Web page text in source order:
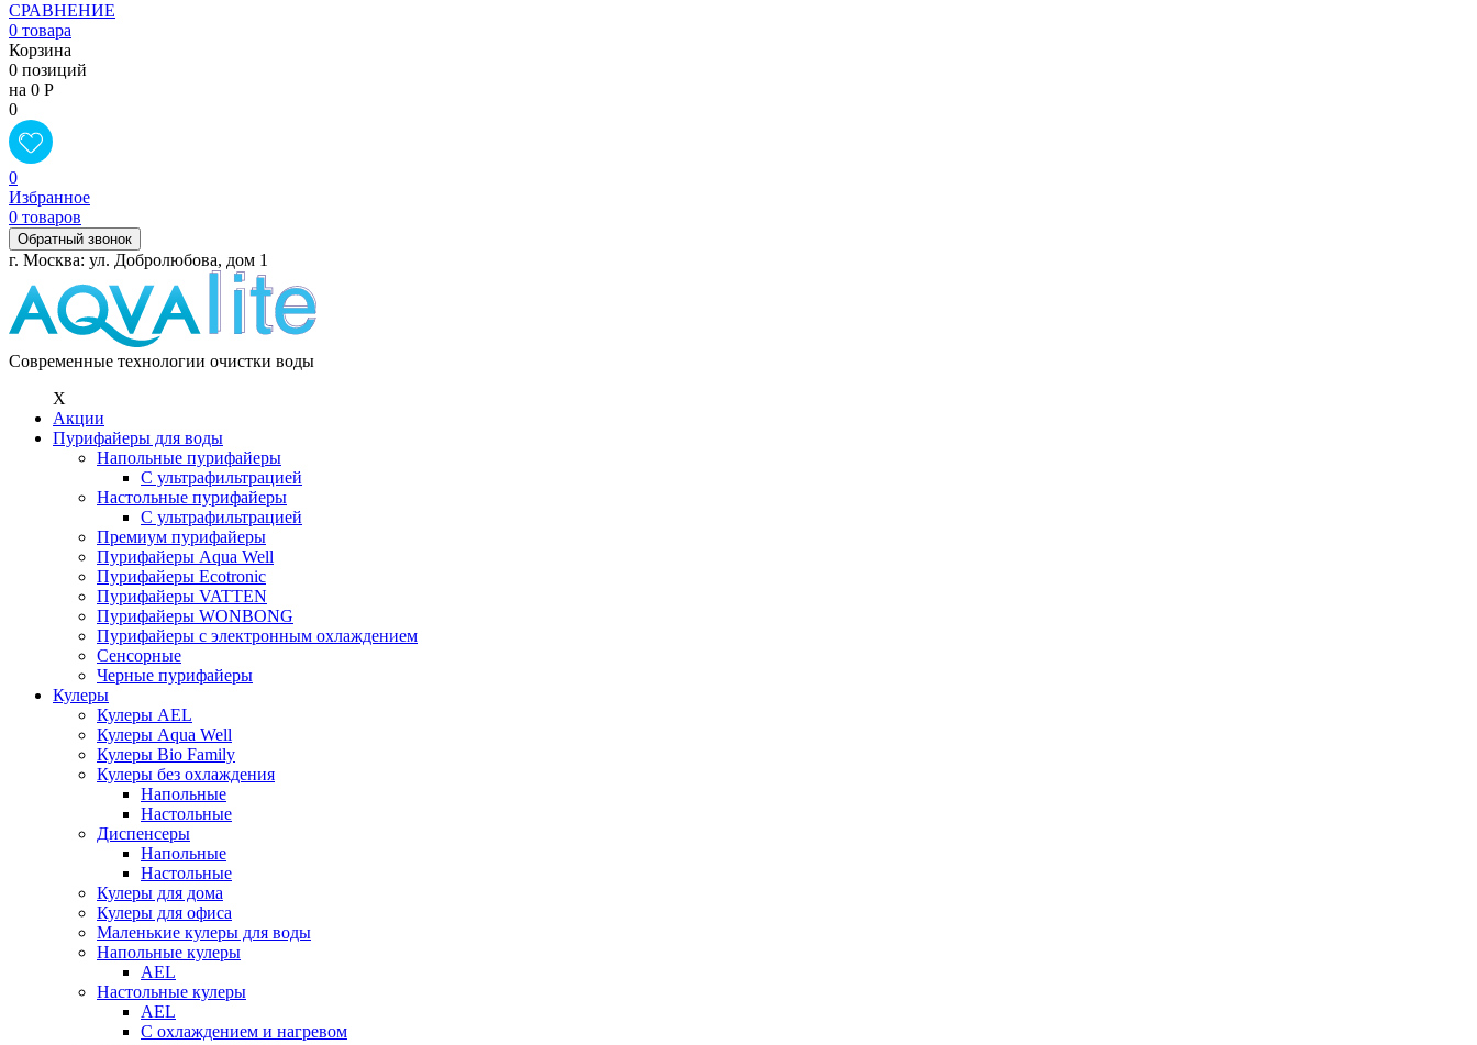
СРАВНЕНИЕ
0 товара
Корзина
0 позиций
на 0 Р
0
0
Избранное
0 товаров
Обратный звонок
г. Москва: ул. Добролюбова, дом 1
Современные технологии очистки воды
X
Акции
Пурифайеры для воды
Напольные пурифайеры
С ультрафильтрацией
Настольные пурифайеры
С ультрафильтрацией
Премиум пурифайеры
Пурифайеры Aqua Well
Пурифайеры Ecotronic
Пурифайеры VATTEN
Пурифайеры WONBONG
Пурифайеры с электронным охлаждением
Сенсорные
Черные пурифайеры
Кулеры
Кулеры AEL
Кулеры Aqua Well
Кулеры Bio Family
Кулеры без охлаждения
Напольные
Настольные
Диспенсеры
Напольные
Настольные
Кулеры для дома
Кулеры для офиса
Маленькие кулеры для воды
Напольные кулеры
AEL
Настольные кулеры
AEL
С охлаждением и нагревом